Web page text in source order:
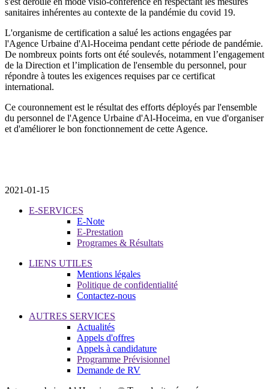
sanitaires inhérentes au contexte de la pandémie du covid 19.
L'organisme de certification a salué les actions engagées par
l'Agence Urbaine d'Al-Hoceima pendant cette période de pandémie.
De nombreux points forts ont été soulevés, notamment l’engagement
de la Direction et l’implication de l'ensemble du personnel, pour
répondre à toutes les exigences requises par ce certificat
international.
Ce couronnement est le résultat des efforts déployés par l'ensemble
du personnel de l'Agence Urbaine d'Al-Hoceima, en vue d'organiser
et d'améliorer le bon fonctionnement de cette Agence.
2021-01-15
E-SERVICES
E-Note
E-Prestation
Programes & Résultats
LIENS UTILES
Mentions légales
Politique de confidentialité
Contactez-nous
AUTRES SERVICES
Actualités
Appels d'offres
Appels à candidature
Programme Prévisionnel
Demande de RV